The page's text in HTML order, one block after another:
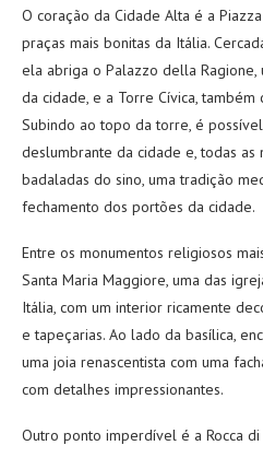
O coração da Cidade Alta é a
praças mais bonitas da Itália.
ela abriga o Palazzo della Ragione,
da cidade, e a Torre Cívica, também
Subindo ao topo da torre, é
deslumbrante da cidade e, todas as
badaladas do sino, uma tradição
fechamento dos portões da cidade.
Entre os monumentos religiosos
Santa Maria Maggiore, uma das
Itália, com um interior ricamente
e tapeçarias. Ao lado da basílica,
uma joia renascentista com uma
com detalhes impressionantes.
Outro ponto imperdível é a Rocca